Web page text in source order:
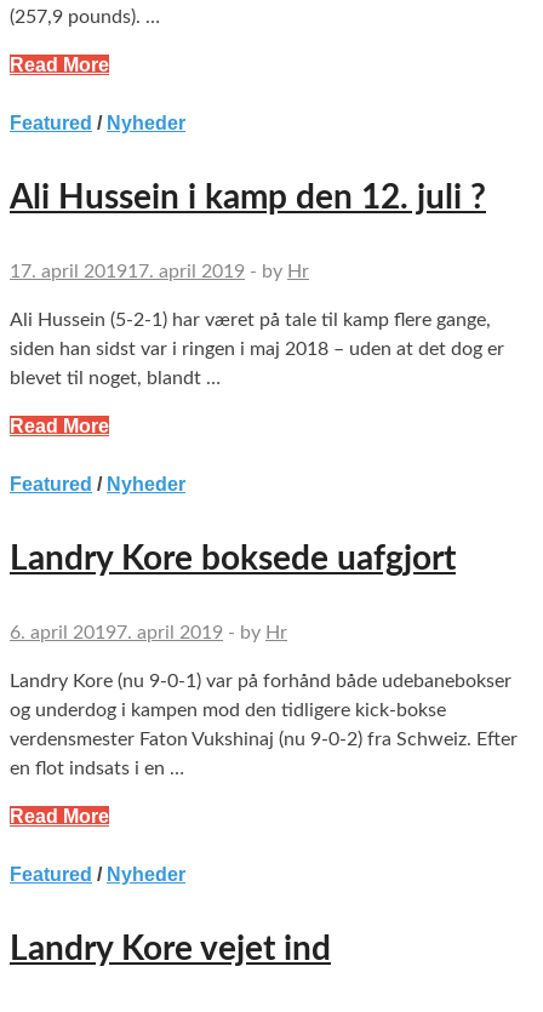
(257,9 pounds). …
Read More
Featured / Nyheder
Ali Hussein i kamp den 12. juli ?
17. april 201917. april 2019 - by Hr
Ali Hussein (5-2-1) har været på tale til kamp flere gange,
siden han sidst var i ringen i maj 2018 – uden at det dog er
blevet til noget, blandt …
Read More
Featured / Nyheder
Landry Kore boksede uafgjort
6. april 20197. april 2019 - by Hr
Landry Kore (nu 9-0-1) var på forhånd både udebanebokser
og underdog i kampen mod den tidligere kick-bokse
verdensmester Faton Vukshinaj (nu 9-0-2) fra Schweiz. Efter
en flot indsats i en …
Read More
Featured / Nyheder
Landry Kore vejet ind